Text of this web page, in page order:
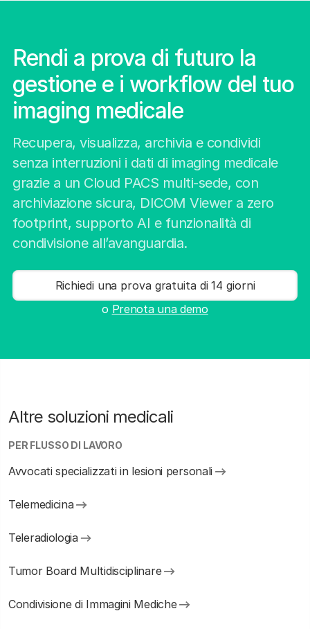
Rendi a prova di futuro la
gestione e i workflow del tuo
imaging medicale
Recupera, visualizza, archivia e condividi
senza interruzioni i dati di imaging medicale
grazie a un Cloud PACS multi-sede, con
archiviazione sicura, DICOM Viewer a zero
footprint, supporto AI e funzionalità di
condivisione all’avanguardia.
Richiedi una prova gratuita di 14 giorni
o Prenota una demo
Altre soluzioni medicali
PER FLUSSO DI LAVORO
Avvocati specializzati in lesioni personali
Telemedicina
Teleradiologia
Tumor Board Multidisciplinare
Condivisione di Immagini Mediche